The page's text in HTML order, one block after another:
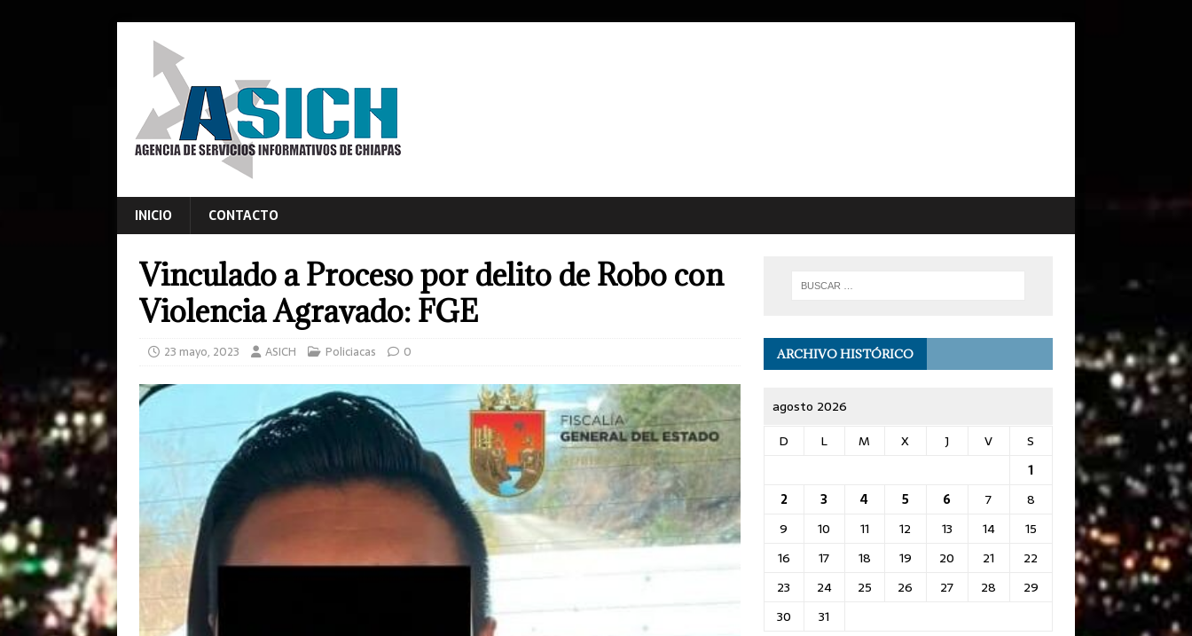
INICIO CONTACTO
Vinculado a Proceso por delito de Robo con
Violencia Agravado: FGE
23 mayo, 2023 ASICH Policiacas 0 ARCHIVO HISTÓRICO
agosto 2026
D
L M X J V
S
1
2
3 4 5 6 7
8
9
10 11 12 13 14
15
16
17 18 19 20 21
22
23
24 25 26 27 28
29
30
31